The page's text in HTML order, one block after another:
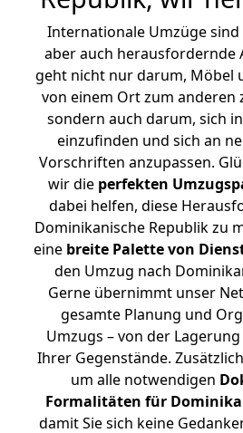
Internationale Umzüge
aber auch herausfordernde
geht nicht nur darum, Möbel
von einem Ort zum
sondern auch darum, sich
einzufinden und sich an
Vorschriften anzupassen.
wir die perfekten
dabei helfen, diese
Dominikanische Republik zu
eine breite Palette von
den Umzug nach
Gerne übernimmt unser
gesamte Planung und
Umzugs – von der
Ihrer Gegenstände.
um alle notwendigen
Formalitäten für
damit Sie sich keine